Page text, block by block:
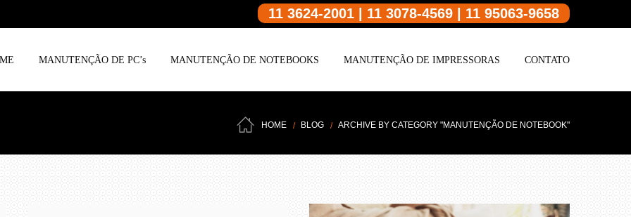
11 3624-2001 | 11 3078-4569 | 11 95063-9658
MANUTENÇÃO DE PC’s MANUTENÇÃO DE NOTEBOOKS MANUTENÇÃO DE IMPRESSORAS CONTATO
HOME BLOG ARCHIVE BY CATEGORY "MANUTENÇÃO DE NOTEBOOK"